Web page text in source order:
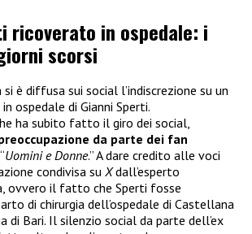
ricoverato in ospedale: i
scorsi
è diffusa sui social l’indiscrezione su un
ospedale di Gianni Sperti.
ha subito fatto il giro dei social,
da parte dei fan
Uomini e Donne.” A dare credito alle voci
condivisa su Xdall’esperto
ovvero il fatto che Sperti fosse
di chirurgia dell’ospedale di Castellana
di Bari. Il silenzio social da parte dell’ex